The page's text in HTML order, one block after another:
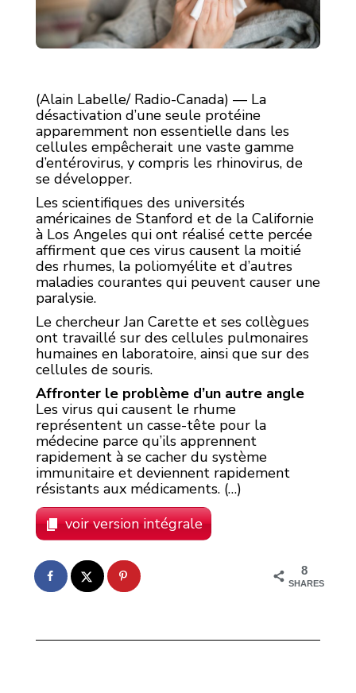
(Alain Labelle/ Radio-Canada) — La
désactivation d’une seule protéine
apparemment non essentielle dans les
cellules empêcherait une vaste gamme
d’entérovirus, y compris les rhinovirus, de
se développer.
Les scientifiques des universités
américaines de Stanford et de la Californie
à Los Angeles qui ont réalisé cette percée
affirment que ces virus causent la moitié
des rhumes, la poliomyélite et d’autres
maladies courantes qui peuvent causer une
paralysie.
Le chercheur Jan Carette et ses collègues
ont travaillé sur des cellules pulmonaires
humaines en laboratoire, ainsi que sur des
cellules de souris.
Affronter le problème d’un autre angle
Les virus qui causent le rhume
représentent un casse-tête pour la
médecine parce qu’ils apprennent
rapidement à se cacher du système
immunitaire et deviennent rapidement
résistants aux médicaments. (…)
voir version intégrale
8
SHARES